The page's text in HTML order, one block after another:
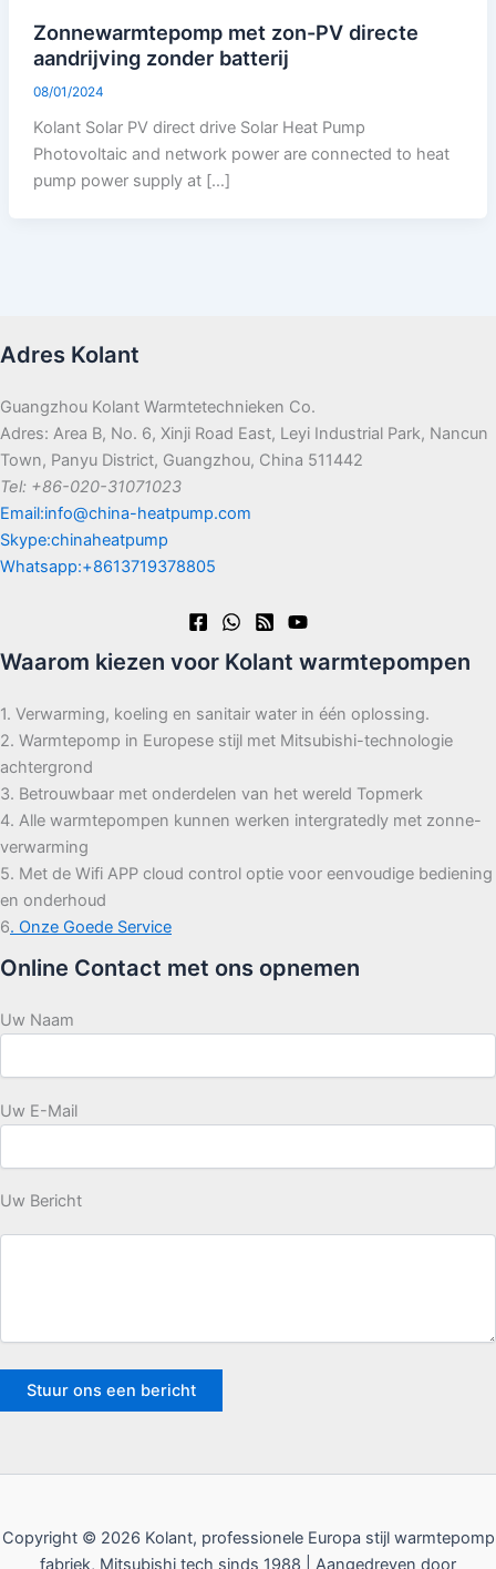
Zonnewarmtepomp met zon-PV directe
aandrijving zonder batterij
08/01/2024
Kolant Solar PV direct drive Solar Heat Pump
Photovoltaic and network power are connected to heat
pump power supply at […]
Adres Kolant
Guangzhou Kolant Warmtetechnieken Co.
Adres: Area B, No. 6, Xinji Road East, Leyi Industrial Park, Nancun
Town, Panyu District, Guangzhou, China 511442
Tel: +86-020-31071023
Email:info@china-heatpump.com
Skype:chinaheatpump
Whatsapp:+8613719378805
Waarom kiezen voor Kolant warmtepompen
1. Verwarming, koeling en sanitair water in één oplossing.
2. Warmtepomp in Europese stijl met Mitsubishi-technologie
achtergrond
3. Betrouwbaar met onderdelen van het wereld Topmerk
4. Alle warmtepompen kunnen werken intergratedly met zonne-
verwarming
5. Met de Wifi APP cloud control optie voor eenvoudige bediening
en onderhoud
6. Onze Goede Service
Online Contact met ons opnemen
Uw Naam
Uw E-Mail
Uw Bericht
Copyright © 2026 Kolant, professionele Europa stijl warmtepomp
fabriek, Mitsubishi tech sinds 1988 | Aangedreven door